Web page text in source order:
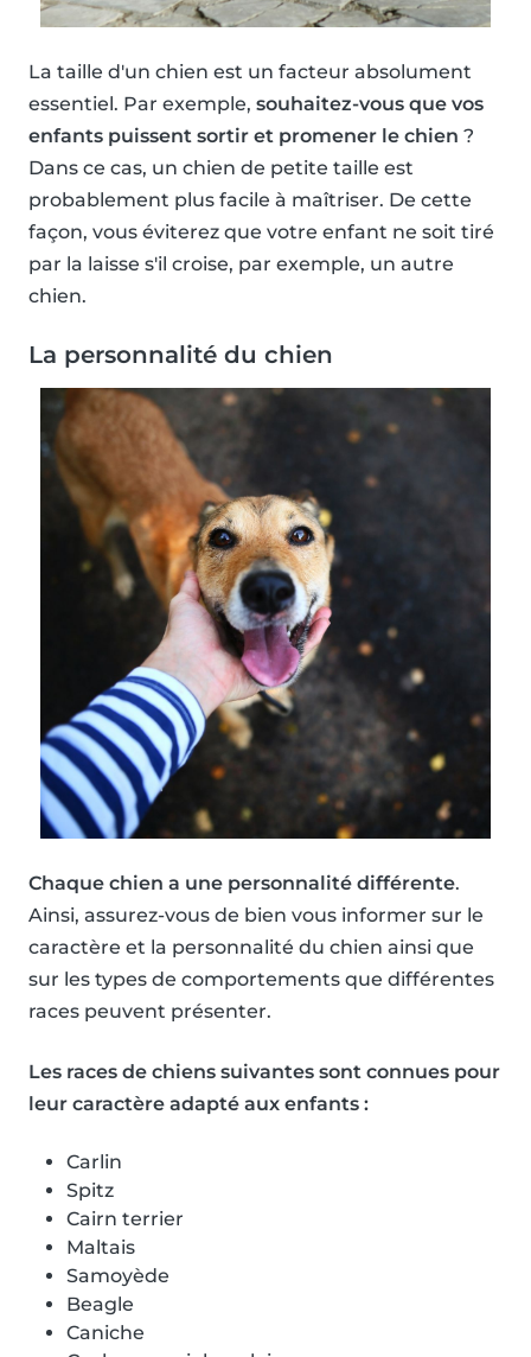
La taille d'un chien est un facteur absolument
essentiel. Par exemple, souhaitez-vous que vos
enfants puissent sortir et promener le chien ?
Dans ce cas, un chien de petite taille est
probablement plus facile à maîtriser. De cette
façon, vous éviterez que votre enfant ne soit tiré
par la laisse s'il croise, par exemple, un autre
chien.
La personnalité du chien
Chaque chien a une personnalité différente.
Ainsi, assurez-vous de bien vous informer sur le
caractère et la personnalité du chien ainsi que
sur les types de comportements que différentes
races peuvent présenter.
Les races de chiens suivantes sont connues pour
leur caractère adapté aux enfants :
Carlin
Spitz
Cairn terrier
Maltais
Samoyède
Beagle
Caniche